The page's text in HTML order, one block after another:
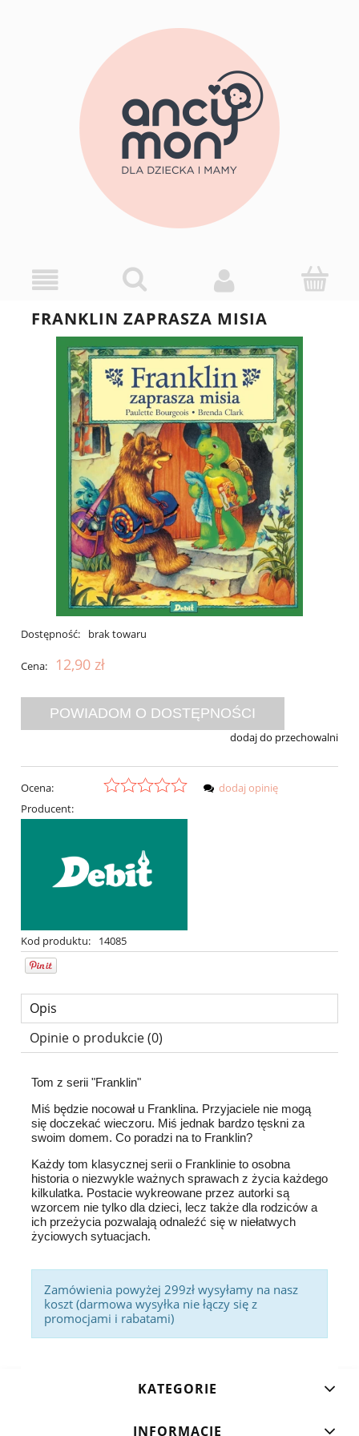
FRANKLIN ZAPRASZA MISIA
Dostępność: brak towaru
Cena: 12,90 zł
POWIADOM O DOSTĘPNOŚCI
dodaj do przechowalni
Ocena:
Producent:
Kod produktu: 14085
dodaj opinię
Opis
Opinie o produkcie (0)
Tom z serii "Franklin"
Miś będzie nocował u Franklina. Przyjaciele nie mogą
się doczekać wieczoru. Miś jednak bardzo tęskni za
swoim domem. Co poradzi na to Franklin?
Każdy tom klasycznej serii o Franklinie to osobna
historia o niezwykle ważnych sprawach z życia każdego
kilkulatka. Postacie wykreowane przez autorki są
wzorcem nie tylko dla dzieci, lecz także dla rodziców a
ich przeżycia pozwalają odnaleźć się w niełatwych
życiowych sytuacjach.
Zamówienia powyżej 299zł wysyłamy na nasz
koszt (darmowa wysyłka nie łączy się z
promocjami i rabatami)
KATEGORIE
INFORMACJE